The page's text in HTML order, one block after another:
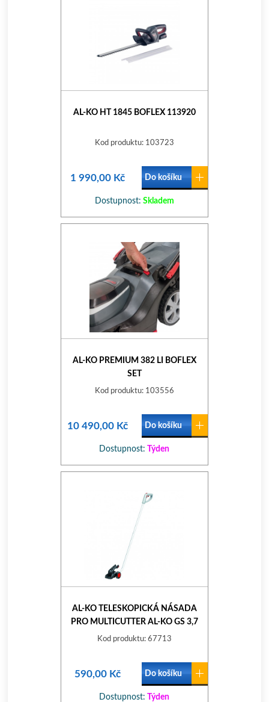
AL-KO HT 1845 BOFLEX 113920
Kod produktu: 103723
1 990,00 Kč Do košíku
Dostupnost: Skladem
AL-KO PREMIUM 382 LI BOFLEX
SET
Kod produktu: 103556
10 490,00 Kč Do košíku
Dostupnost: Týden
AL-KO TELESKOPICKÁ NÁSADA
PRO MULTICUTTER AL-KO GS 3,7
LI
Kod produktu: 67713
590,00 Kč Do košíku
Dostupnost: Týden